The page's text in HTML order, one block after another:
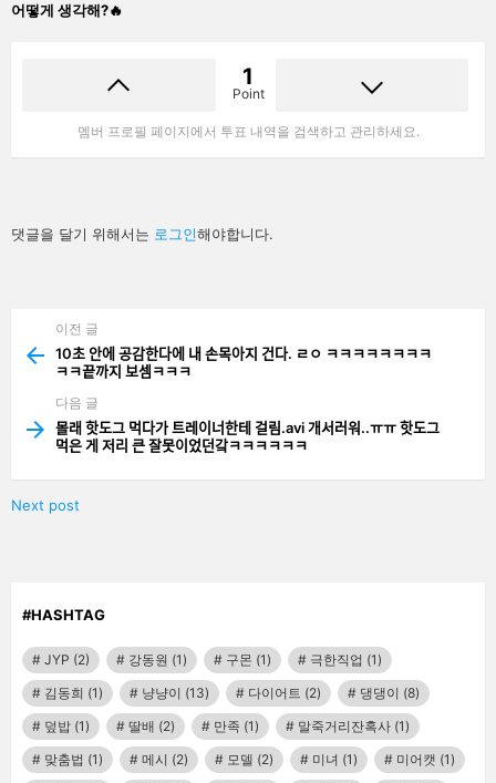
어떻게 생각해?🔥
1
Point
멤버 프로필 페이지에서 투표 내역을 검색하고 관리하세요.
답
글
댓글을 달기 위해서는 로그인해야합니다.
more
이전 글
10초 안에 공감한다에 내 손목아지 건다. ㄹㅇ ㅋㅋㅋㅋㅋㅋㅋㅋ
ㅋㅋ끝까지 보셈ㅋㅋㅋ
다음 글
몰래 핫도그 먹다가 트레이너한테 걸림.avi 개서러워..ㅠㅠ 핫도그
먹은 게 저리 큰 잘못이었던갘ㅋㅋㅋㅋㅋㅋ
Next post
#HASHTAG
JYP (2) 강동원 (1) 구몬 (1) 극한직업 (1)
김동희 (1) 냥냥이 (13) 다이어트 (2) 댕댕이 (8)
덮밥 (1) 딸배 (2) 만족 (1) 말죽거리잔혹사 (1)
맞춤법 (1) 메시 (2) 모델 (2) 미녀 (1) 미어캣 (1)